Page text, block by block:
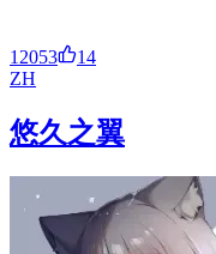
12053
14
ZH
悠久之翼